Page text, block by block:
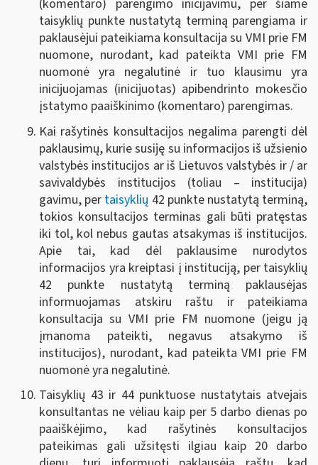
(komentaro) parengimo inicijavimu, per šiame
taisyklių punkte nustatytą terminą parengiama ir
paklausėjui pateikiama konsultacija su VMI prie FM
nuomone, nurodant, kad pateikta VMI prie FM
nuomonė yra negalutinė ir tuo klausimu yra
inicijuojamas (inicijuotas) apibendrinto mokesčio
įstatymo paaiškinimo (komentaro) parengimas.
Kai rašytinės konsultacijos negalima parengti dėl
paklausimų, kurie susiję su informacijos iš užsienio
valstybės institucijos ar iš Lietuvos valstybės ir / ar
savivaldybės institucijos (toliau – institucija)
gavimu, per taisyklių 42 punkte nustatytą terminą,
tokios konsultacijos terminas gali būti pratęstas
iki tol, kol nebus gautas atsakymas iš institucijos.
Apie tai, kad dėl paklausime nurodytos
informacijos yra kreiptasi į instituciją, per taisyklių
42 punkte nustatytą terminą paklausėjas
informuojamas atskiru raštu ir pateikiama
konsultacija su VMI prie FM nuomone (jeigu ją
įmanoma pateikti, negavus atsakymo iš
institucijos), nurodant, kad pateikta VMI prie FM
nuomonė yra negalutinė.
Taisyklių 43 ir 44 punktuose nustatytais atvejais
konsultantas ne vėliau kaip per 5 darbo dienas po
paaiškėjimo, kad rašytinės konsultacijos
pateikimas gali užsitęsti ilgiau kaip 20 darbo